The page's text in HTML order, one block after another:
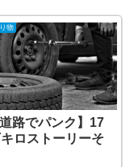
物
道路でパンク】17
ロストーリーそ